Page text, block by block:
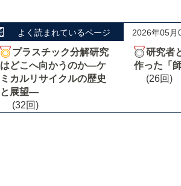
よく読まれているページ 2026年05月
プラスチック分解研究
はどこへ向かうのか―ケ
ミカルリサイクルの歴史
と展望―
(32回)
研究者
作った「
(26回)